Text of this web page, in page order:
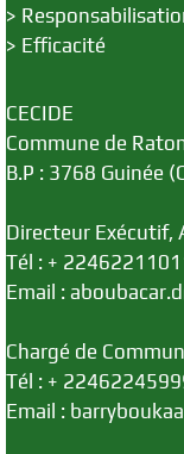
>
> Efficacité
CECIDE
Commune de
B.P : 3768 Guinée
Directeur Exécutif,
Tél : +
Email :
Chargé de
Tél : +
Email :